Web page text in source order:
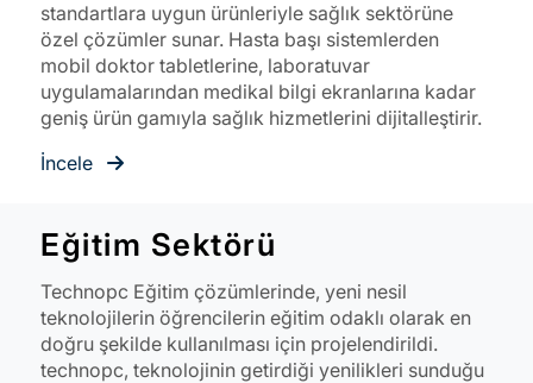
standartlara uygun ürünleriyle sağlık sektörüne
özel çözümler sunar. Hasta başı sistemlerden
mobil doktor tabletlerine, laboratuvar
uygulamalarından medikal bilgi ekranlarına kadar
geniş ürün gamıyla sağlık hizmetlerini dijitalleştirir.
İncele
Eğitim Sektörü
Technopc Eğitim çözümlerinde, yeni nesil
teknolojilerin öğrencilerin eğitim odaklı olarak en
doğru şekilde kullanılması için projelendirildi.
technopc, teknolojinin getirdiği yenilikleri sunduğu